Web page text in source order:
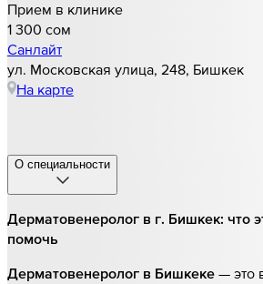
Прием в клинике
1 300 cом
Санлайт
ул. Московская улица, 248, Бишкек
На карте
О специальности
Дерматовенеролог в г. Бишкек: что
помочь
Дерматовенеролог в Бишкеке — это